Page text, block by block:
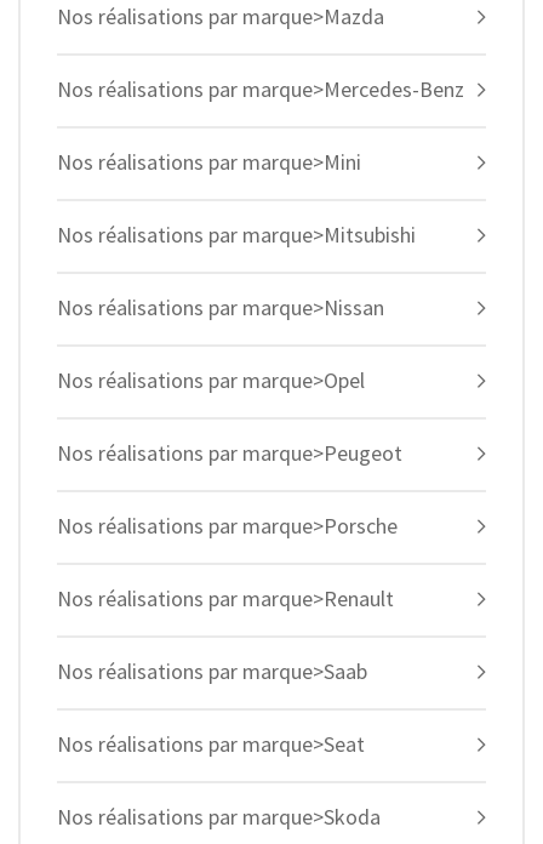
Nos réalisations par marque>Mazda
Nos réalisations par marque>Mercedes-Benz
Nos réalisations par marque>Mini
Nos réalisations par marque>Mitsubishi
Nos réalisations par marque>Nissan
Nos réalisations par marque>Opel
Nos réalisations par marque>Peugeot
Nos réalisations par marque>Porsche
Nos réalisations par marque>Renault
Nos réalisations par marque>Saab
Nos réalisations par marque>Seat
Nos réalisations par marque>Skoda